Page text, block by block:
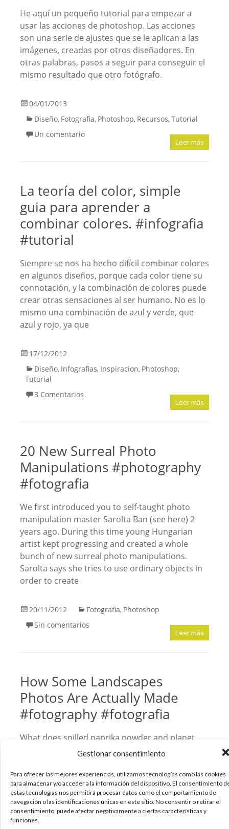
Gestionar consentimiento
Para ofrecer las mejores experiencias, utilizamos tecnologías como las cookies
para almacenar y/o acceder a la información del dispositivo. El consentimiento
estas tecnologías nos permitirá procesar datos como el comportamiento de
navegación o las identificaciones únicas en este sitio. No consentir o retirar el
consentimiento, puede afectar negativamente a ciertas características y
funciones.
He aquí un pequeño tutorial para empezar a
usar las acciones de photoshop. Las acciones
son una serie de ajustes que se le aplican a las
imágenes, creadas por otros diseñadores. En
otras palabras, pasos a seguir para conseguir el
mismo resultado que otro fotógrafo.
04/01/2013
Diseño, Fotografia, Photoshop, Recursos, Tutorial
Un comentario
Leer más
La teoría del color, simple
guia para aprender a
combinar colores. #infografia
#tutorial
Siempre se nos ha hecho difícil combinar colores
en algunos diseños, porque cada color tiene su
connotación, y la combinación de colores puede
crear otras sensaciones al ser humano. No es lo
mismo una combinación de azul y verde, que
azul y rojo, ya que
17/12/2012
Diseño, Infografias, Inspiracion, Photoshop,
Tutorial
3 Comentarios
Leer más
20 New Surreal Photo
Manipulations #photography
#fotografia
We first introduced you to self-taught photo
manipulation master Sarolta Ban (see here) 2
years ago. During this time young Hungarian
artist kept progressing and created a whole
bunch of new surreal photo manipulations.
Sarolta says she tries to use ordinary objects in
order to create
20/11/2012 Fotografia, Photoshop
Sin comentarios
Leer más
How Some Landscapes
Photos Are Actually Made
#fotography #fotografia
What does spilled paprika powder and planet
Mars have in common? To a New Jersey-based
color and texture of the two lead to creating a
meticulous diorama of Mars, and then
photographing it in a way that you wouldn’t